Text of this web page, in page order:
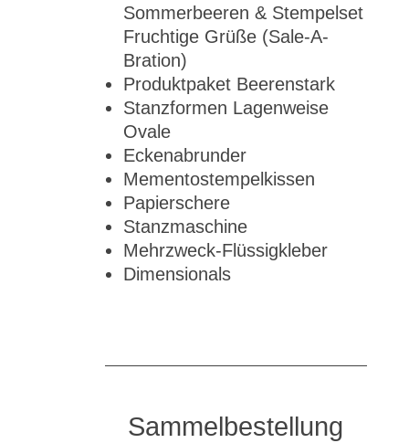
Sommerbeeren & Stempelset
Fruchtige Grüße (Sale-A-
Bration)
Produktpaket Beerenstark
Stanzformen Lagenweise
Ovale
Eckenabrunder
Mementostempelkissen
Papierschere
Stanzmaschine
Mehrzweck-Flüssigkleber
Dimensionals
Sammelbestellung